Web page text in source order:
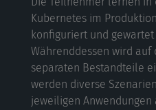
Kubernetes im
konfiguriert und gewartet
Währenddessen wird
separaten Bestandteile
werden diverse
jeweiligen